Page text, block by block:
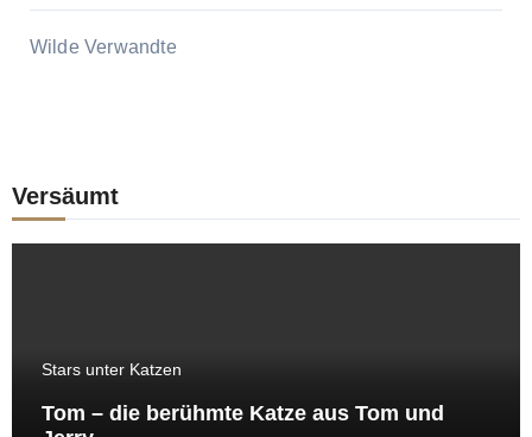
Wilde Verwandte
Versäumt
Stars unter Katzen
Tom – die berühmte Katze aus Tom und